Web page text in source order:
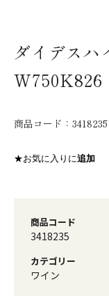
ダイデスハ
W750K826
商品コード： 3418235
★お気に入りに追加
商品コード
3418235
カテゴリー
ワイン